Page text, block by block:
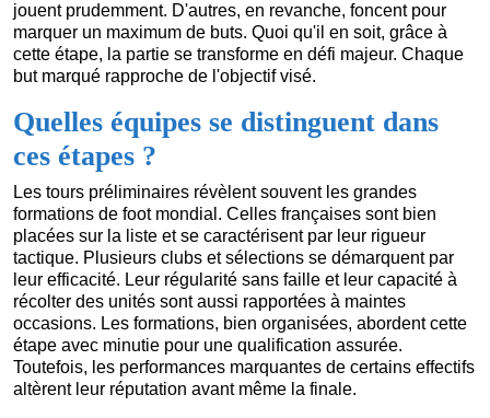
jouent prudemment. D'autres, en revanche, foncent pour
marquer un maximum de buts. Quoi qu'il en soit, grâce à
cette étape, la partie se transforme en défi majeur. Chaque
but marqué rapproche de l'objectif visé.
Quelles équipes se distinguent dans
ces étapes ?
Les tours préliminaires révèlent souvent les grandes
formations de foot mondial. Celles françaises sont bien
placées sur la liste et se caractérisent par leur rigueur
tactique. Plusieurs clubs et sélections se démarquent par
leur efficacité. Leur régularité sans faille et leur capacité à
récolter des unités sont aussi rapportées à maintes
occasions. Les formations, bien organisées, abordent cette
étape avec minutie pour une qualification assurée.
Toutefois, les performances marquantes de certains effectifs
altèrent leur réputation avant même la finale.